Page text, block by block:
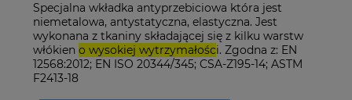
Specjalna wkładka antyprzebiciowa która jest
niemetalowa, antystatyczna, elastyczna. Jest
wykonana z tkaniny składającej się z kilku warstw
włókien o wysokiej wytrzymałości. Zgodna z: EN
12568:2012; EN ISO 20344/345; CSA-Z195-14; ASTM
F2413-18